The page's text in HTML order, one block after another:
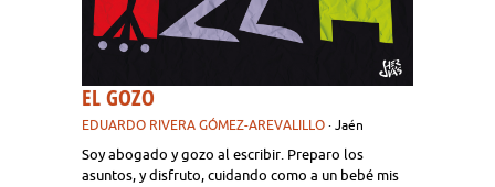
EL GOZO
EDUARDO RIVERA GÓMEZ-AREVALILLO · Jaén
Soy abogado y gozo al escribir. Preparo los
asuntos, y disfruto, cuidando como a un bebé mis